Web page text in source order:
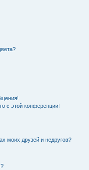
с этой конференции!
моих друзей и недругов?